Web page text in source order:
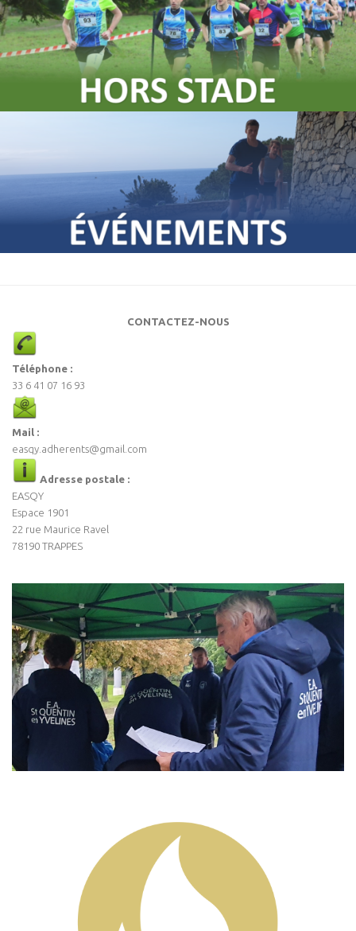
CONTACTEZ-NOUS
Téléphone :
33 6 41 07 16 93
Mail :
easqy.adherents@gmail.com
Adresse postale :
EASQY
Espace 1901
22 rue Maurice Ravel
78190 TRAPPES